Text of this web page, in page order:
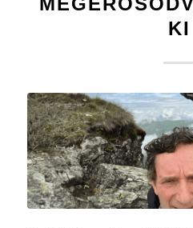
KI